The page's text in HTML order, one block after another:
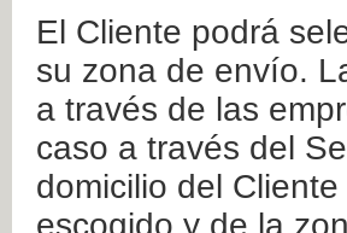
El Cliente podrá
su zona de envío.
a través de las
caso a través del
domicilio del
escogido y de la